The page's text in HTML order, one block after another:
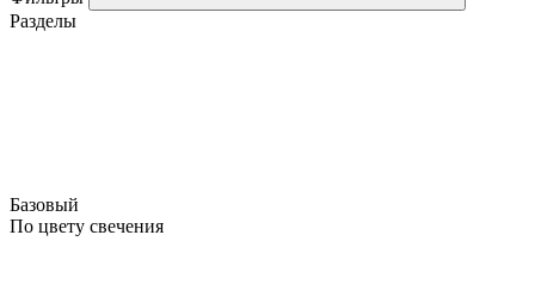
Разделы
Базовый
По цвету свечения